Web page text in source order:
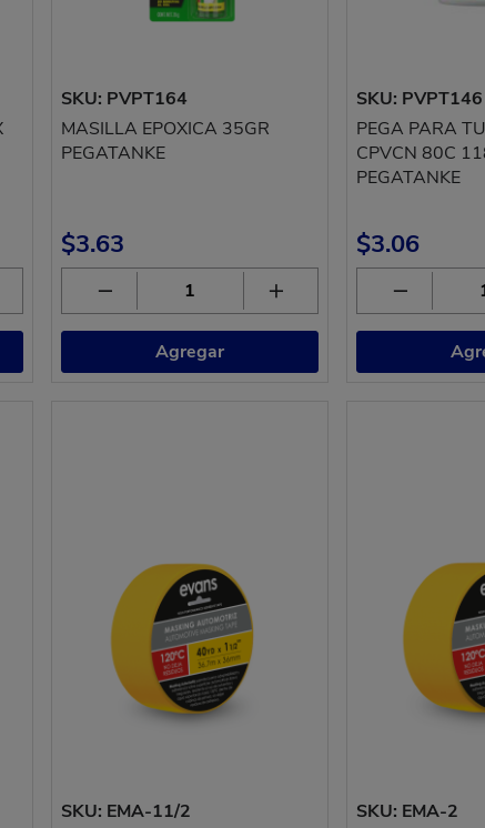
SKU: PVPT164
MASILLA EPOXICA 35GR
PEGATANKE
$3.63
Agregar
SKU: PVPT146
PEGA PARA
CPVCN 80C
PEGATANKE
$3.06
SKU: EMA-11/2
SKU: EMA-2